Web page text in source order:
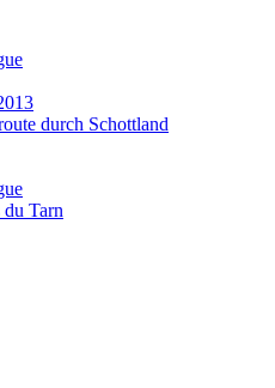
durch Schottland
Tarn